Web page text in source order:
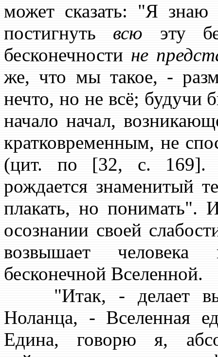
может сказать: "Я знаю
постигнуть всю эту
бесконечности не
же, что мы такое, -
нечто, но не всё; будучи
начало начал,
кратковременным, не
(цит. по [32, с. 169].
рождается знаменитый
плакать, но понимать".
осознании своей
возвышает человека
бесконечной Вселенной.
"Итак, - делает
Ноланца, - Вселенная
Едина, говорю я,